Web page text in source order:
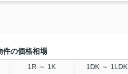
件の価格相場
1R ～ 1K 1DK ～ 1LDK